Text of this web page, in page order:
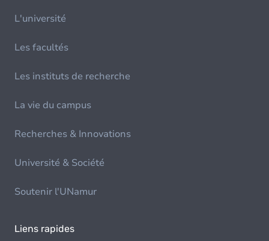
L'université
Les facultés
Les instituts de recherche
La vie du campus
Recherches & Innovations
Université & Société
Soutenir l'UNamur
Liens rapides